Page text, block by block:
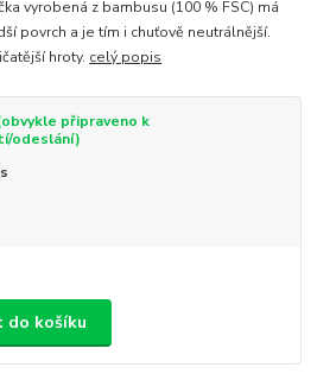
vyrobená z bambusu (100 % FSC) má
povrch a je tím i chuťově neutrálnější.
hroty. celý popis
připraveno k
odeslání)
do košíku